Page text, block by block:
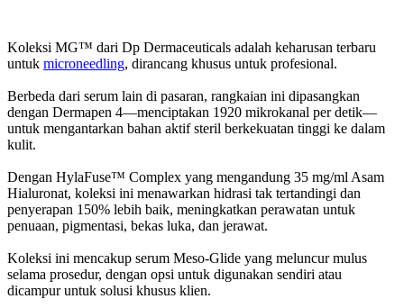
Koleksi MG™ dari Dp Dermaceuticals adalah keharusan terbaru
untuk microneedling, dirancang khusus untuk profesional.
Berbeda dari serum lain di pasaran, rangkaian ini dipasangkan
dengan Dermapen 4—menciptakan 1920 mikrokanal per detik—
untuk mengantarkan bahan aktif steril berkekuatan tinggi ke dalam
kulit.
Dengan HylaFuse™ Complex yang mengandung 35 mg/ml Asam
Hialuronat, koleksi ini menawarkan hidrasi tak tertandingi dan
penyerapan 150% lebih baik, meningkatkan perawatan untuk
penuaan, pigmentasi, bekas luka, dan jerawat.
Koleksi ini mencakup serum Meso-Glide yang meluncur mulus
selama prosedur, dengan opsi untuk digunakan sendiri atau
dicampur untuk solusi khusus klien.